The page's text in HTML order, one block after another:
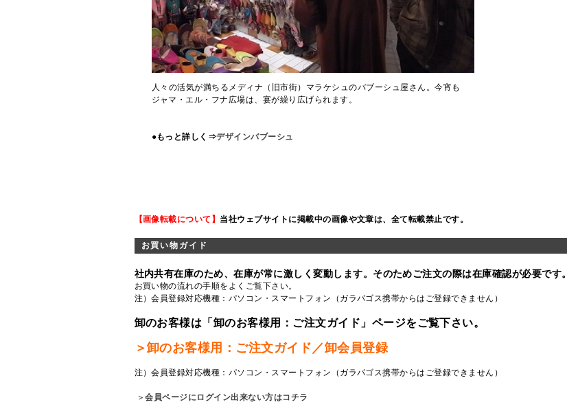
人々の活気が満ちるメディナ（旧市街）マラケシュのバブーシュ屋さん。今宵も
ジャマ・エル・フナ広場は、宴が繰り広げられます。
●もっと詳しく⇒デザインバブーシュ
【画像転載について】 当社ウェブサイトに掲載中の画像や文章は、全て転載禁止です。
お買い物ガイド
社内共有在庫のため、在庫が常に激しく変動します。そのためご注文の際は在庫確認が必要です。
お買い物の流れの手順をよくご覧下さい。
注）会員登録対応機種：パソコン・スマートフォン（ガラパゴス携帯からはご登録できません）
卸のお客様は「卸のお客様用：ご注文ガイド」ページをご覧下さい。
＞卸のお客様用：ご注文ガイド／卸会員登録
注）会員登録対応機種：パソコン・スマートフォン（ガラパゴス携帯からはご登録できません）
＞会員ページにログイン出来ない方はコチラ